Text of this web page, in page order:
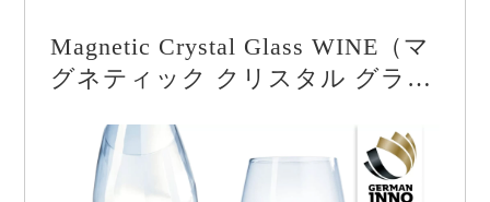
Magnetic Crystal Glass WINE（マ
グネティック クリスタル グラス